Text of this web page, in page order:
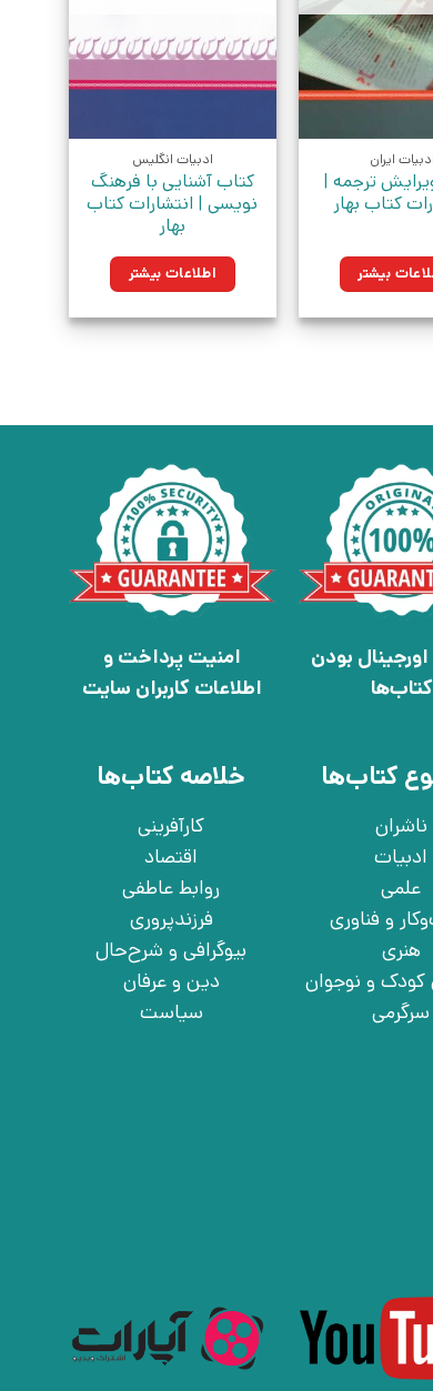
ادبیات ایران
ترجمه |
کتاب بهار
بیشتر
ادبیات انگلیس
کتاب آشنایی با فرهنگ
نویسی | انتشارات کتاب
بهار
اطلاعات بیشتر
بودن
کتاب‌ها
امنیت پرداخت و
اطلاعات کاربران سایت
کتاب‌ها
ناشران
ادبیات
علمی
و فناوری
هنری
و نوجوان
سرگرمی
خلاصه کتاب‌ها
کارآفرینی
اقتصاد
روابط عاطفی
فرزندپروری
بیوگرافی و شرح‌حال
دین و عرفان
سیاست